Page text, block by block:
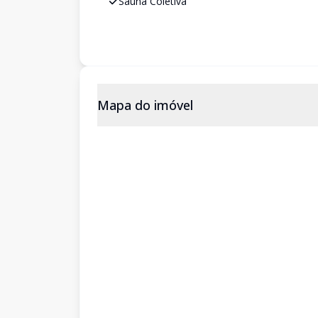
Mapa do imóvel